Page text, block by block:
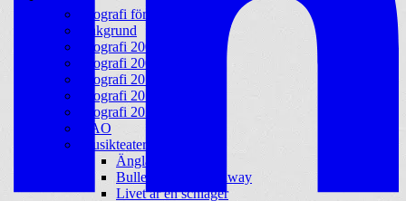
Biografi för arrangörer
Bakgrund
Biografi 2000 – 2005
Biografi 2006 – 2010
Biografi 2011 – 2015
Biografi 2016 – 2020
Biografi 2021 – t.v.
BAO
Musikteater
Änglagård
Bullets Over Broadway
Livet är en schlager